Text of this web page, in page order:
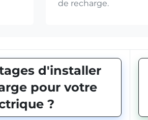
de recharge.
d'installer
pour votre
?